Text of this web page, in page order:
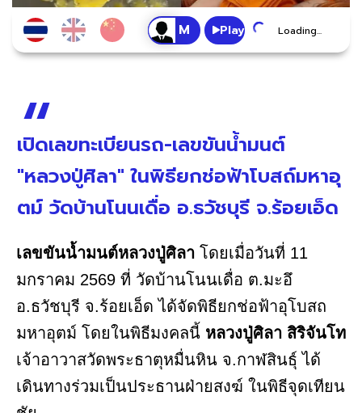
Play Loading...
เปิดเลขทะเบียนรถ-เลขขันน้ำมนต์
"หลวงปู่ศิลา" ในพิธียกช่อฟ้าโบสถ์มหาอุ
ตม์ วัดบ้านโนนเดื่อ อ.ธวัชบุรี จ.ร้อยเอ็ด
เลขขันน้ำมนต์หลวงปู่ศิลา โดยเมื่อวันที่ 11
มกราคม 2569 ที่ วัดบ้านโนนเดื่อ ต.มะอึ
อ.ธวัชบุรี จ.ร้อยเอ็ด ได้จัดพิธียกช่อฟ้าอุโบสถ
มหาอุตม์ โดยในพิธีมงคลนี้ หลวงปู่ศิลา สิริจันโท
เจ้าอาวาสวัดพระธาตุหมื่นหิน จ.กาฬสินธุ์ ได้
เดินทางร่วมเป็นประธานฝ่ายสงฆ์ ในพิธีจุดเทียน